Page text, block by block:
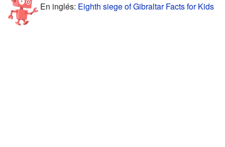
En inglés: Eighth siege of Gibraltar Facts for Kids